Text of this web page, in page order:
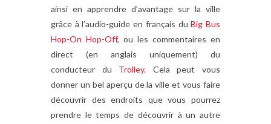
ainsi en apprendre d’avantage sur la ville
grâce à l’audio-guide en français duBig Bus
Hop-On Hop-Off, ou les commentaires en
direct (en anglais uniquement) du
conducteur du Trolley. Cela peut vous
donner un bel aperçu de la ville et vous faire
découvrir des endroits que vous pourrez
prendre le temps de découvrir à un autre